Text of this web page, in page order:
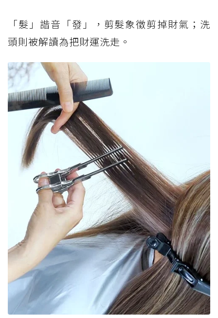
「髮」諧音「發」，剪髮象徵剪掉財氣；洗
頭則被解讀為把財運洗走。